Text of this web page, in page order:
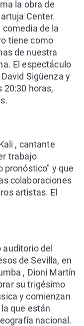
la obra de
Center.
de la
tiene como
de nuestra
El espectáculo
Sigüenza y
20:30 horas,
, cantante
trabajo
pronóstico" y que
colaboraciones
artistas. El
del
de Sevilla, en
, Dioni Martín
su trigésimo
y comienzan
que están
nacional.